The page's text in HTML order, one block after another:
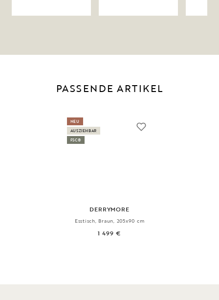
PASSENDE ARTIKEL
DERRYMORE
Esstisch, Braun, 205x90 cm
1 499 €
NEU
AUSZIEHBAR
FSC®